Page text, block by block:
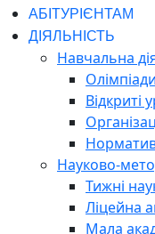
АБІТУРІЄНТАМ
ДІЯЛЬНІСТЬ
Навчальна
Відкриті
Науково-
Тижні
Ліцейна
Мала